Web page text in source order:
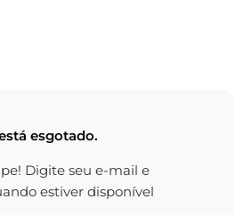
esgotado.
Digite seu e-mail e
estiver disponível